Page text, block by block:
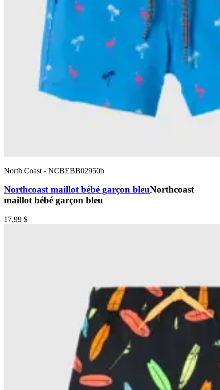
North Coast - NCBEBB02950b
Northcoast maillot bébé garçon bleuNorthcoast
maillot bébé garçon bleu
17,99 $